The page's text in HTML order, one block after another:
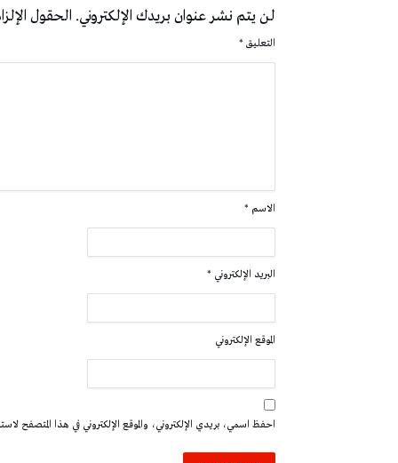
لن يتم نشر عنوان بريدك الإلكتروني. الحقول
التعليق *
الاسم *
البريد الإلكتروني *
الموقع الإلكتروني
احفظ اسمي، بريدي الإلكتروني، والموقع الإلكتروني في هذا المتصفح